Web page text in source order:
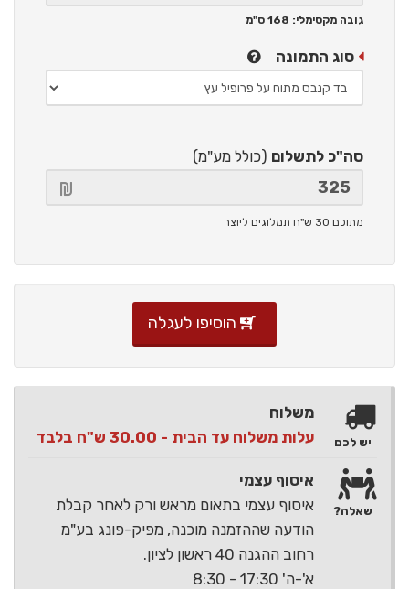
גובה מקסימלי: 168 ס"מ
סוג התמונה
סה"כ לתשלום (כולל מע"מ)
מתוכם 30 ש"ח תמלוגים ליוצר
הוסיפו לעגלה
משלוח
עלות משלוח עד הבית - 30.00 ש"ח בלבד
איסוף עצמי
איסוף עצמי בתאום מראש ורק לאחר קבלת
הודעה שההזמנה מוכנה, מפיק-פונג בע"מ
רחוב ההגנה 40 ראשון לציון.
א'-ה' 17:30 - 8:30
יש לכם
שאלה?